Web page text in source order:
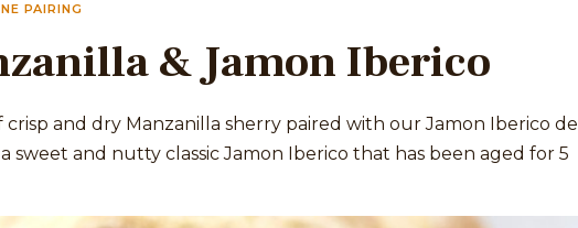
PAIRING
& Jamon Iberico
crisp and dry Manzanilla sherry paired with our Jamon Iberico de
sweet and nutty classic Jamon Iberico that has been aged for 5